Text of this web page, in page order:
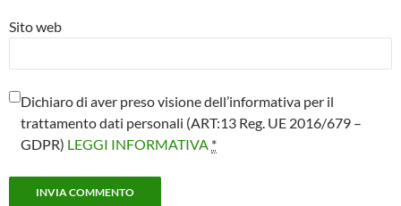
Sito web
Dichiaro di aver preso visione dell’informativa per il
trattamento dati personali (ART:13 Reg. UE 2016/679 –
GDPR) LEGGI INFORMATIVA *